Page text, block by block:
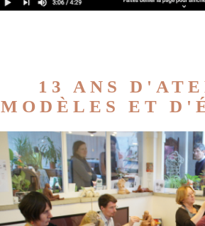
13 ANS
MODÈLES ET